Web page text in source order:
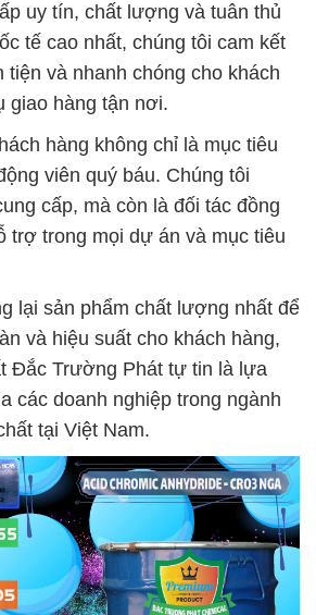
uy tín, chất lượng và tuân thủ
tế cao nhất, chúng tôi cam kết
tiện và nhanh chóng cho khách
giao hàng tận nơi.
hàng không chỉ là mục tiêu
viên quý báu. Chúng tôi
cấp, mà còn là đối tác đồng
trợ trong mọi dự án và mục tiêu
lại sản phẩm chất lượng nhất để
và hiệu suất cho khách hàng,
Đắc Trường Phát tự tin là lựa
các doanh nghiệp trong ngành
tại Việt Nam.